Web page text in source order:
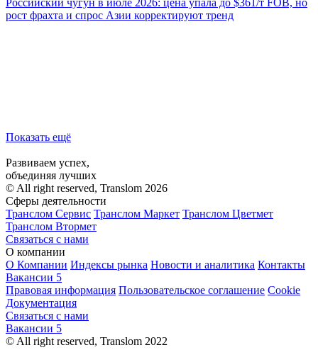
Российский чугун в июле 2026: цена упала до $361/т FOB, но
рост фрахта и спрос Азии корректируют тренд
Показать ещё
Развиваем успех,
объединяя лучших
© All right reserved, Translom 2026
Сферы деятельности
Транслом Сервис Транслом Маркет Транслом Цветмет
Транслом Втормет
Связаться с нами
О компании
О Компании Индексы рынка Новости и аналитика Контакты
Вакансии 5
Правовая информация Пользовательское соглашение Cookie
Документация
Связаться с нами
Вакансии 5
© All right reserved, Translom 2022